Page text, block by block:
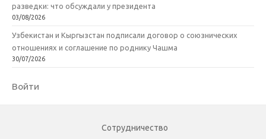
разведки: что обсуждали у президента
03/08/2026
Узбекистан и Кыргызстан подписали договор о союзнических
отношениях и соглашение по роднику Чашма
30/07/2026
Войти
Сотрудничество